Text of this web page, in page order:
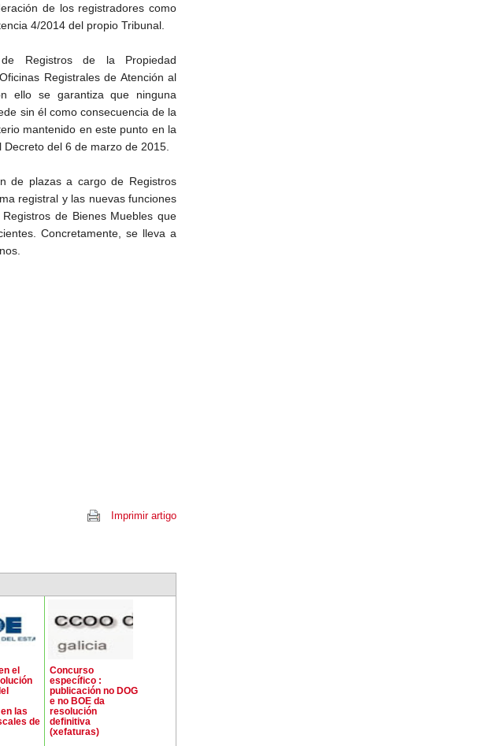
de los registradores como
4/2014 del propio Tribunal.
Registros de la Propiedad
Registrales de Atención al
ello se garantiza que ninguna
sin él como consecuencia de la
mantenido en este punto en la
del 6 de marzo de 2015.
de plazas a cargo de Registros
registral y las nuevas funciones
de Bienes Muebles que
Concretamente, se lleva a
Imprimir artigo
el
las
de
Concurso
específico :
publicación no DOG
e no BOE da
resolución
definitiva
(xefaturas)